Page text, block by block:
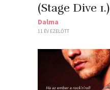
(Stage Dive 1.)
Dalma
11 ÉV EZELŐTT